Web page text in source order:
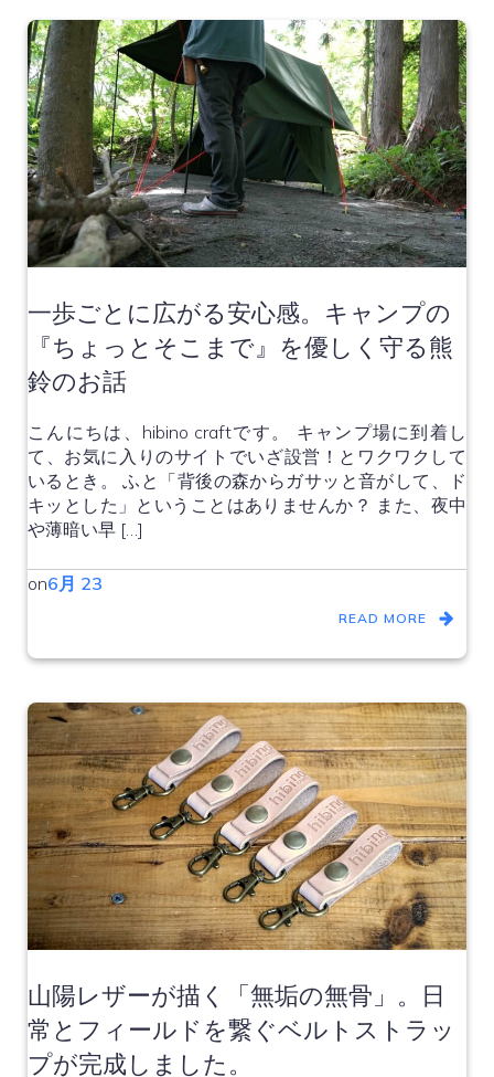
一歩ごとに広がる安心感。キャンプの
『ちょっとそこまで』を優しく守る熊
鈴のお話
こんにちは、hibino craftです。 キャンプ場に到着し
て、お気に入りのサイトでいざ設営！とワクワクして
いるとき。 ふと「背後の森からガサッと音がして、ド
キッとした」ということはありませんか？ また、夜中
や薄暗い早 […]
on6月 23
READ MORE
山陽レザーが描く「無垢の無骨」。日
常とフィールドを繋ぐベルトストラッ
プが完成しました。